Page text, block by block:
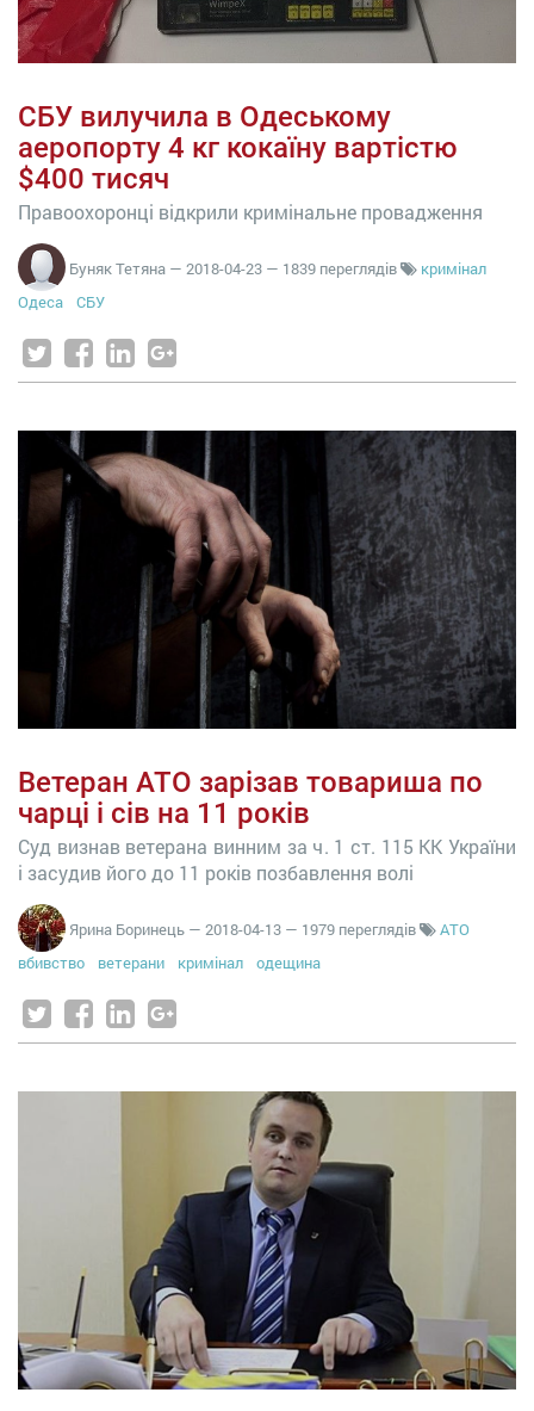
СБУ вилучила в Одеському
аеропорту 4 кг кокаїну вартістю
$400 тисяч
Правоохоронці відкрили кримінальне провадження
Буняк Тетяна — 2018-04-23 — 1839 переглядів
кримінал
Одеса
СБУ
Ветеран АТО зарізав товариша по
чарці і сів на 11 років
Суд визнав ветерана винним за ч. 1 ст. 115 КК України
і засудив його до 11 років позбавлення волі
Ярина Боринець — 2018-04-13 — 1979 переглядів
АТО
вбивство
ветерани кримінал одещина